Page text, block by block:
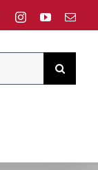
FacebookInstagramYouTube